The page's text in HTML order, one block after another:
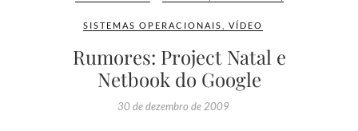
SISTEMAS OPERACIONAIS VÍDEO
Rumores: Project Natal e
Netbook do Google
30 de dezembro de 2009